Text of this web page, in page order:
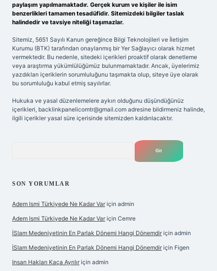
paylaşım yapılmamaktadır. Gerçek kurum ve kişiler ile isim
benzerlikleri tamamen tesadüfidir. Sitemizdeki bilgiler taslak
halindedir ve tavsiye niteliği taşımazlar.
Sitemiz, 5651 Sayılı Kanun gereğince Bilgi Teknolojileri ve İletişim
Kurumu (BTK) tarafından onaylanmış bir Yer Sağlayıcı olarak hizmet
vermektedir. Bu nedenle, sitedeki içerikleri proaktif olarak denetleme
veya araştırma yükümlülüğümüz bulunmamaktadır. Ancak, üyelerimiz
yazdıkları içeriklerin sorumluluğunu taşımakta olup, siteye üye olarak
bu sorumluluğu kabul etmiş sayılırlar.
Hukuka ve yasal düzenlemelere aykırı olduğunu düşündüğünüz
içerikleri, backlinkpanelicomtr@gmail.com adresine bildirmeniz halinde,
ilgili içerikler yasal süre içerisinde sitemizden kaldırılacaktır.
SON YORUMLAR
Adem Ismi Türkiyede Ne Kadar Var için admin
Adem Ismi Türkiyede Ne Kadar Var için Cemre
İSlam Medeniyetinin En Parlak Dönemi Hangi Dönemdir için admin
İSlam Medeniyetinin En Parlak Dönemi Hangi Dönemdir için Figen
Insan Hakları Kaça Ayrılır için admin